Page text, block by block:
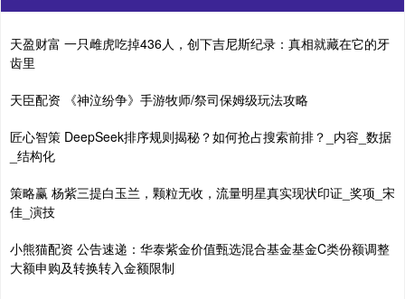
天盈财富 一只雌虎吃掉436人，创下吉尼斯纪录：真相就藏在它的牙
齿里
天臣配资 《神泣纷争》手游牧师/祭司保姆级玩法攻略
匠心智策 DeepSeek排序规则揭秘？如何抢占搜索前排？_内容_数据
_结构化
策略赢 杨紫三提白玉兰，颗粒无收，流量明星真实现状印证_奖项_宋
佳_演技
小熊猫配资 公告速递：华泰紫金价值甄选混合基金基金C类份额调整
大额申购及转换转入金额限制